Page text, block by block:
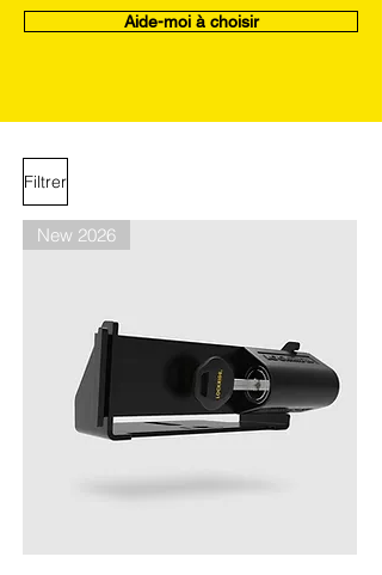
Aide-moi à choisir
Filtrer
New 2026